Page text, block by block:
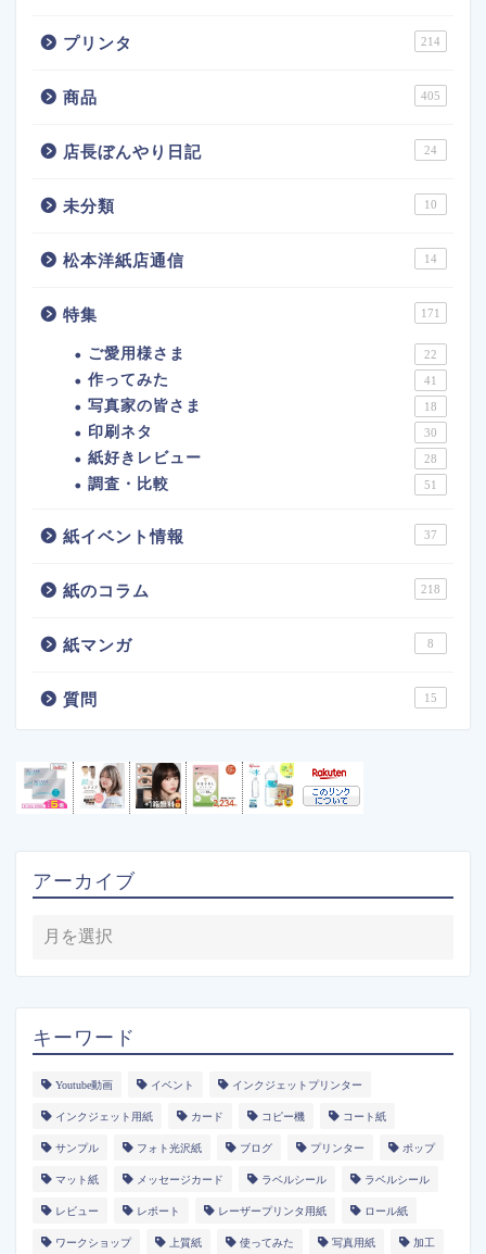
プリンタ 214
商品 405
店長ぼんやり日記 24
未分類 10
松本洋紙店通信 14
特集 171
ご愛用様さま 22
作ってみた 41
写真家の皆さま 18
印刷ネタ 30
紙好きレビュー 28
調査・比較 51
紙イベント情報 37
紙のコラム 218
紙マンガ 8
質問 15
アーカイブ
キーワード
Youtube動画 イベント インクジェットプリンター
インクジェット用紙 カード コピー機 コート紙
サンプル フォト光沢紙 ブログ プリンター ポップ
マット紙 メッセージカード ラベルシール ラベルシール
レビュー レポート レーザープリンタ用紙 ロール紙
ワークショップ 上質紙 使ってみた 写真用紙 加工